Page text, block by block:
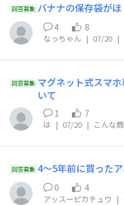
回答募集 バナナの保存袋がほ
4 8
なっちゃん | 07/20 |
回答募集 マグネット式スマ
いて
1 7
は | 07/20 | こんな
回答募集 4〜5年前に買った
0 4
アッスーピカチュウ |